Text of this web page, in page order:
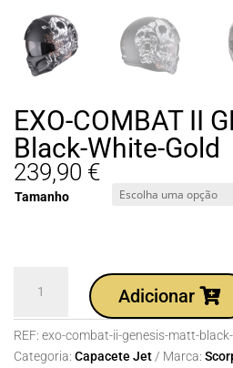
EXO-COMBAT II
Black-White-Gold
239,90 €
Tamanho
EXO-
COMBAT
II
Adicionar
REF: exo-combat-ii-genesis-matt-
Categoria: Capacete Jet Marca: